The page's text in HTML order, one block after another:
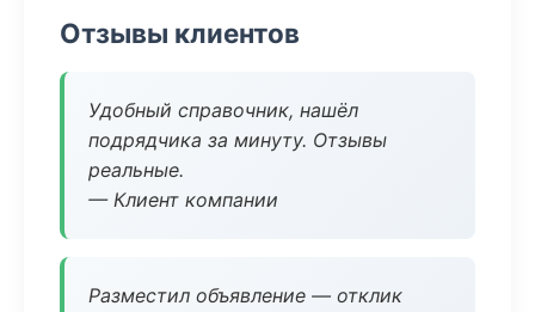
Отзывы клиентов
Удобный справочник, нашёл
подрядчика за минуту. Отзывы
реальные.
— Клиент компании
Разместил объявление — отклик